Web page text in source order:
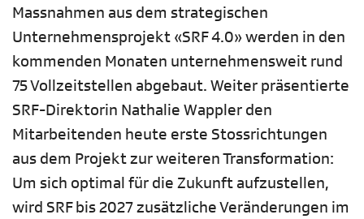
Massnahmen aus dem strategischen
Unternehmensprojekt «SRF 4.0» werden in den
kommenden Monaten unternehmensweit rund
75 Vollzeitstellen abgebaut. Weiter präsentierte
SRF-Direktorin Nathalie Wappler den
Mitarbeitenden heute erste Stossrichtungen
aus dem Projekt zur weiteren Transformation:
Um sich optimal für die Zukunft aufzustellen,
wird SRF bis 2027 zusätzliche Veränderungen im